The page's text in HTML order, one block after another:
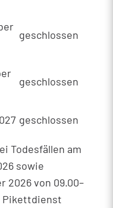
geschlossen
geschlossen
geschlossen
Todesfällen am
sowie
2026 von 09.00–
Pikettdienst